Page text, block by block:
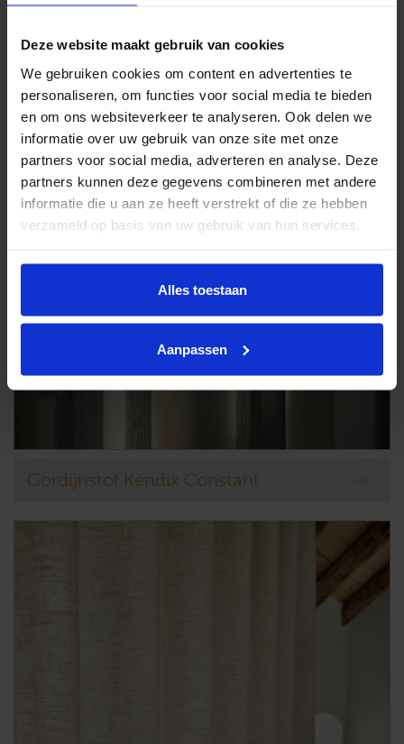
Deze website maakt gebruik van cookies
We gebruiken cookies om content en advertenties te
personaliseren, om functies voor social media te bieden
en om ons websiteverkeer te analyseren. Ook delen we
informatie over uw gebruik van onze site met onze
partners voor social media, adverteren en analyse. Deze
partners kunnen deze gegevens combineren met andere
informatie die u aan ze heeft verstrekt of die ze hebben
verzameld op basis van uw gebruik van hun services.
Alles toestaan
Aanpassen
Gordijnstof Kendix Constant